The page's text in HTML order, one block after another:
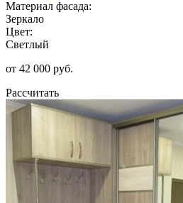
Материал фасада:
Зеркало
Цвет:
Светлый
от 42 000 руб.
Рассчитать